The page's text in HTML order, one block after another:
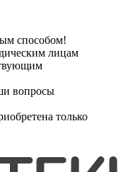
способом!
лицам
вопросы
только